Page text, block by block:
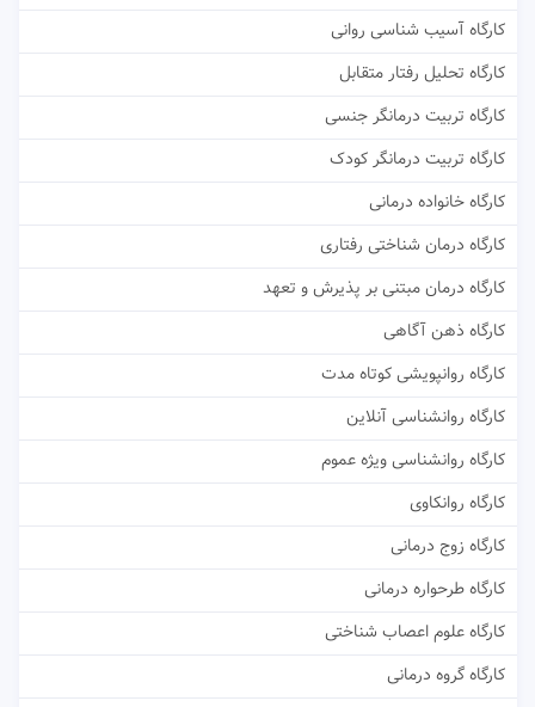
کارگاه آسیب شناسی روانی
کارگاه تحلیل رفتار متقابل
کارگاه تربیت درمانگر جنسی
کارگاه تربیت درمانگر کودک
کارگاه خانواده درمانی
کارگاه درمان شناختی رفتاری
کارگاه درمان مبتنی بر پذیرش و تعهد
کارگاه ذهن آگاهی
کارگاه روانپویشی کوتاه مدت
کارگاه روانشناسی آنلاین
کارگاه روانشناسی ویژه عموم
کارگاه روانکاوی
کارگاه زوج درمانی
کارگاه طرحواره درمانی
کارگاه علوم اعصاب شناختی
کارگاه گروه درمانی